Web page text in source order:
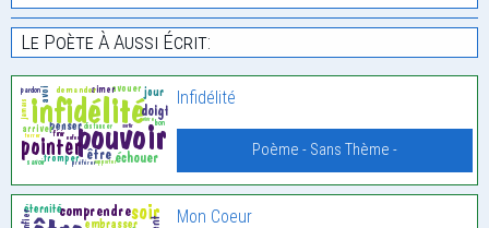
Le Poète À Aussi Écrit:
Infidélité
Poème - Sans Thème -
Mon Coeur